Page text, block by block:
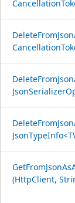
(HttpClient,